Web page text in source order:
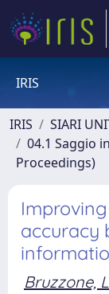
IRIS
IRIS SIARI
04.1 Saggio
Proceedings)
accuracy
Bruzzone,